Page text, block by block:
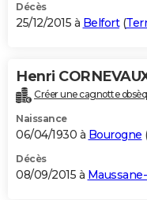
Décès
25/12/2015 à Belfort(
Henri
Créer une cagnotte
Naissance
06/04/1930 à Bourogne
Décès
08/09/2015 à